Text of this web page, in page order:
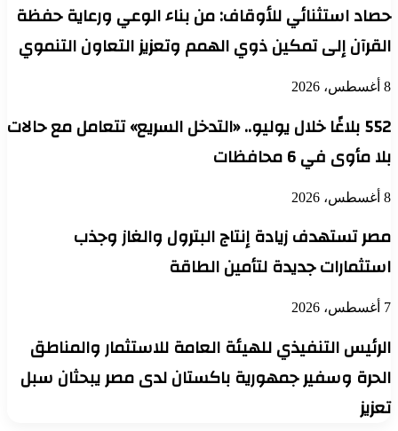
حصاد استثنائي للأوقاف: من بناء الوعي ورعاية حفظة
القرآن إلى تمكين ذوي الهمم وتعزيز التعاون التنموي
8 أغسطس، 2026
552 بلاغًا خلال يوليو.. «التدخل السريع» تتعامل مع حالات
بلا مأوى في 6 محافظات
8 أغسطس، 2026
مصر تستهدف زيادة إنتاج البترول والغاز وجذب
استثمارات جديدة لتأمين الطاقة
7 أغسطس، 2026
الرئيس التنفيذي للهيئة العامة للاستثمار والمناطق
الحرة وسفير جمهورية باكستان لدى مصر يبحثان سبل
تعزيز